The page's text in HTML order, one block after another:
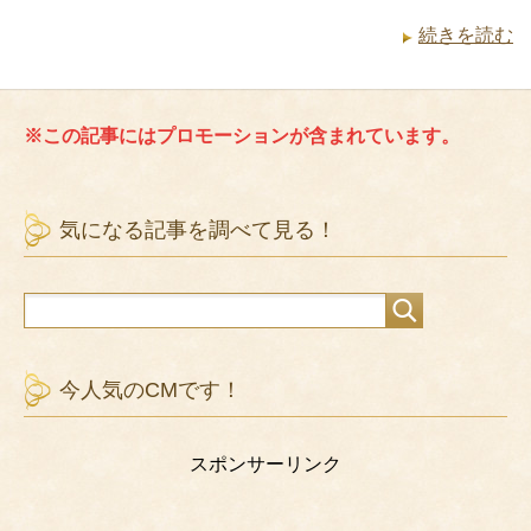
続きを読む
※この記事にはプロモーションが含まれています。
気になる記事を調べて見る！
今人気のCMです！
スポンサーリンク